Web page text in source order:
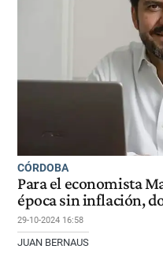
CÓRDOBA
Para el economista
época sin inflación,
29-10-2024 16:58
JUAN BERNAUS